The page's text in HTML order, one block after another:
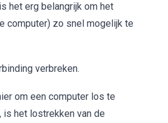
het erg belangrijk om het
computer) zo snel mogelijk te
verbreken.
om een computer los te
is het lostrekken van de